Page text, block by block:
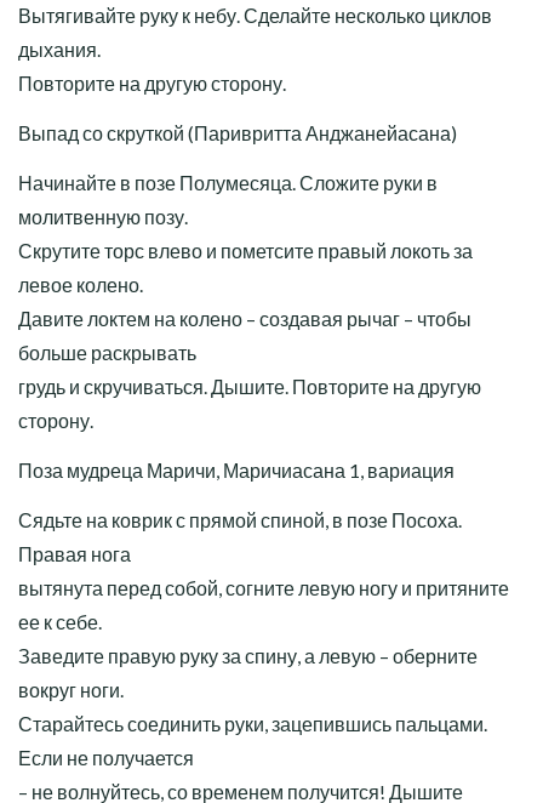
Вытягивайте руку к небу. Сделайте несколько циклов
дыхания.
Повторите на другую сторону.
Выпад со скруткой (Паривритта Анджанейасана)
Начинайте в позе Полумесяца. Сложите руки в
молитвенную позу.
Скрутите торс влево и пометсите правый локоть за
левое колено.
Давите локтем на колено – создавая рычаг – чтобы
больше раскрывать
грудь и скручиваться. Дышите. Повторите на другую
сторону.
Поза мудреца Маричи, Маричиасана 1, вариация
Сядьте на коврик с прямой спиной, в позе Посоха.
Правая нога
вытянута перед собой, согните левую ногу и притяните
ее к себе.
Заведите правую руку за спину, а левую – оберните
вокруг ноги.
Старайтесь соединить руки, зацепившись пальцами.
Если не получается
– не волнуйтесь, со временем получится! Дышите